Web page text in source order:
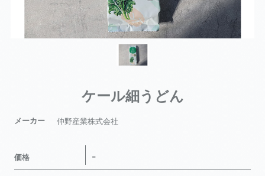
ケール細うどん
メーカー 仲野産業株式会社
価格 -